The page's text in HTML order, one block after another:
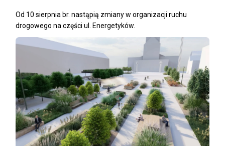
Od 10 sierpnia br. nastąpią zmiany w organizacji ruchu
drogowego na części ul. Energetyków.